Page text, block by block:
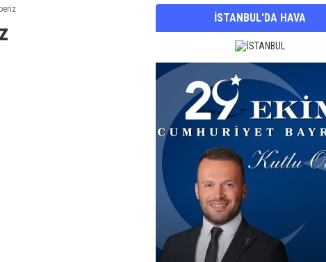
İSTANBUL'DA HAVA